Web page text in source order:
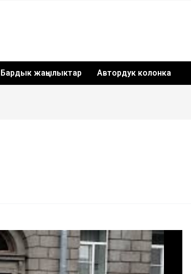
Бардык жаңылыктар Автордук колонка